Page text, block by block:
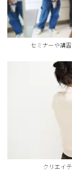
セミナーや講
クリエイ